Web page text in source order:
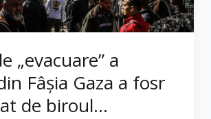
„evacuare” a
Fâșia Gaza a fosr
de biroul...